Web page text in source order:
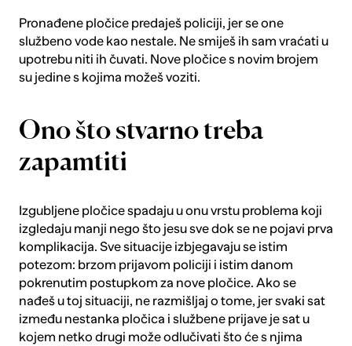
Pronađene pločice predaješ policiji, jer se one
službeno vode kao nestale. Ne smiješ ih sam vraćati u
upotrebu niti ih čuvati. Nove pločice s novim brojem
su jedine s kojima možeš voziti.
Ono što stvarno treba
zapamtiti
Izgubljene pločice spadaju u onu vrstu problema koji
izgledaju manji nego što jesu sve dok se ne pojavi prva
komplikacija. Sve situacije izbjegavaju se istim
potezom: brzom prijavom policiji i istim danom
pokrenutim postupkom za nove pločice. Ako se
nađeš u toj situaciji, ne razmišljaj o tome, jer svaki sat
između nestanka pločica i službene prijave je sat u
kojem netko drugi može odlučivati što će s njima